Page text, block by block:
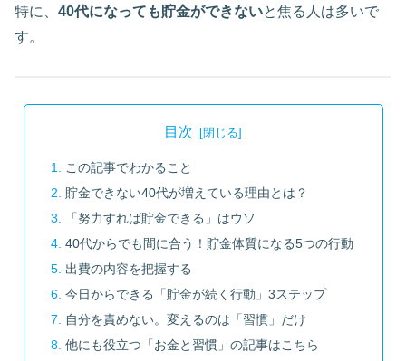
特に、 40代になっても貯金ができないと焦る人は多いで
す。
目次
この記事でわかること
貯金できない40代が増えている理由とは？
「努力すれば貯金できる」はウソ
40代からでも間に合う！貯金体質になる5つの行動
出費の内容を把握する
今日からできる「貯金が続く行動」3ステップ
自分を責めない。変えるのは「習慣」だけ
他にも役立つ「お金と習慣」の記事はこちら